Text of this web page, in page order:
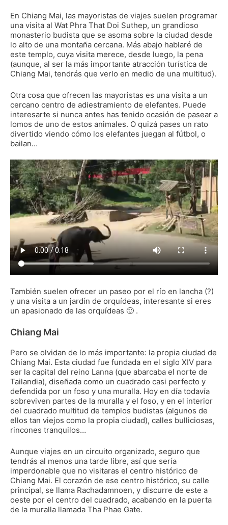
En Chiang Mai, las mayoristas de viajes suelen programar
una visita al Wat Phra That Doi Suthep, un grandioso
monasterio budista que se asoma sobre la ciudad desde
lo alto de una montaña cercana. Más abajo hablaré de
este templo, cuya visita merece, desde luego, la pena
(aunque, al ser la más importante atracción turística de
Chiang Mai, tendrás que verlo en medio de una multitud).
Otra cosa que ofrecen las mayoristas es una visita a un
cercano centro de adiestramiento de elefantes. Puede
interesarte si nunca antes has tenido ocasión de pasear a
lomos de uno de estos animales. O quizá pases un rato
divertido viendo cómo los elefantes juegan al fútbol, o
bailan…
También suelen ofrecer un paseo por el río en lancha (?)
y una visita a un jardín de orquídeas, interesante si eres
un apasionado de las orquídeas 🙂 .
Chiang Mai
Pero se olvidan de lo más importante: la propia ciudad de
Chiang Mai. Esta ciudad fue fundada en el siglo XIV para
ser la capital del reino Lanna (que abarcaba el norte de
Tailandia), diseñada como un cuadrado casi perfecto y
defendida por un foso y una muralla. Hoy en día todavía
sobreviven partes de la muralla y el foso, y en el interior
del cuadrado multitud de templos budistas (algunos de
ellos tan viejos como la propia ciudad), calles bulliciosas,
rincones tranquilos…
Aunque viajes en un circuito organizado, seguro que
tendrás al menos una tarde libre, así que sería
imperdonable que no visitaras el centro histórico de
Chiang Mai. El corazón de ese centro histórico, su calle
principal, se llama Rachadamnoen, y discurre de este a
oeste por el centro del cuadrado, acabando en la puerta
de la muralla llamada Tha Phae Gate.